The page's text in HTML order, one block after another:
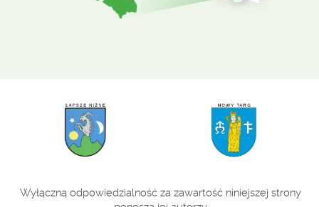
Wyłączną odpowiedzialność za zawartość niniejszej strony